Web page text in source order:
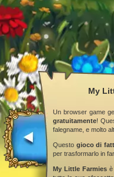
My
Un browser game
gratuitamente!
falegname, e molto
Questo gioco di
per trasformarlo in
My Little Farmiesè